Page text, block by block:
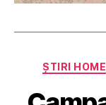
ȘTIRI HOME